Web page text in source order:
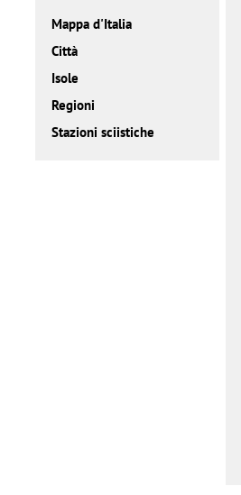
Mappa d'Italia
Città
Isole
Regioni
Stazioni sciistiche